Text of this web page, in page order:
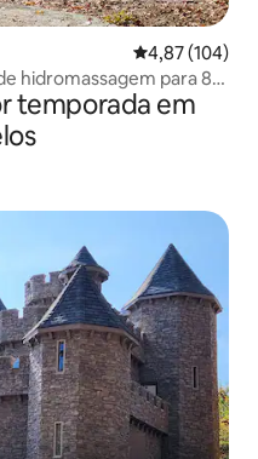
4,87 de uma
4,87 (104)
hidromassagem para 8
temporada em